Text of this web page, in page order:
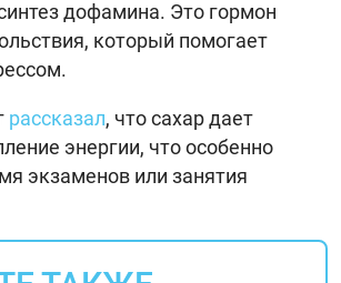
дофамина. Это гормон
который помогает
рассказал, что сахар дает
энергии, что особенно
экзаменов или занятия